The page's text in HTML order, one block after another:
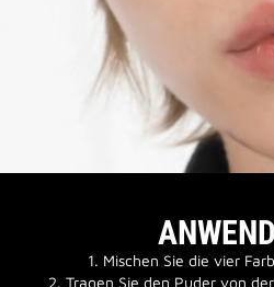
1. Mischen Sie die vier
2. Tragen Sie den Puder von